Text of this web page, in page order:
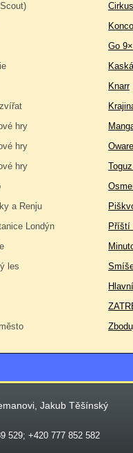
Go
Knarr
hry
hry
Oware
hry
a Renju
Londýn
Příští
les
Jakub Těšínský
529; +420 777 852 582